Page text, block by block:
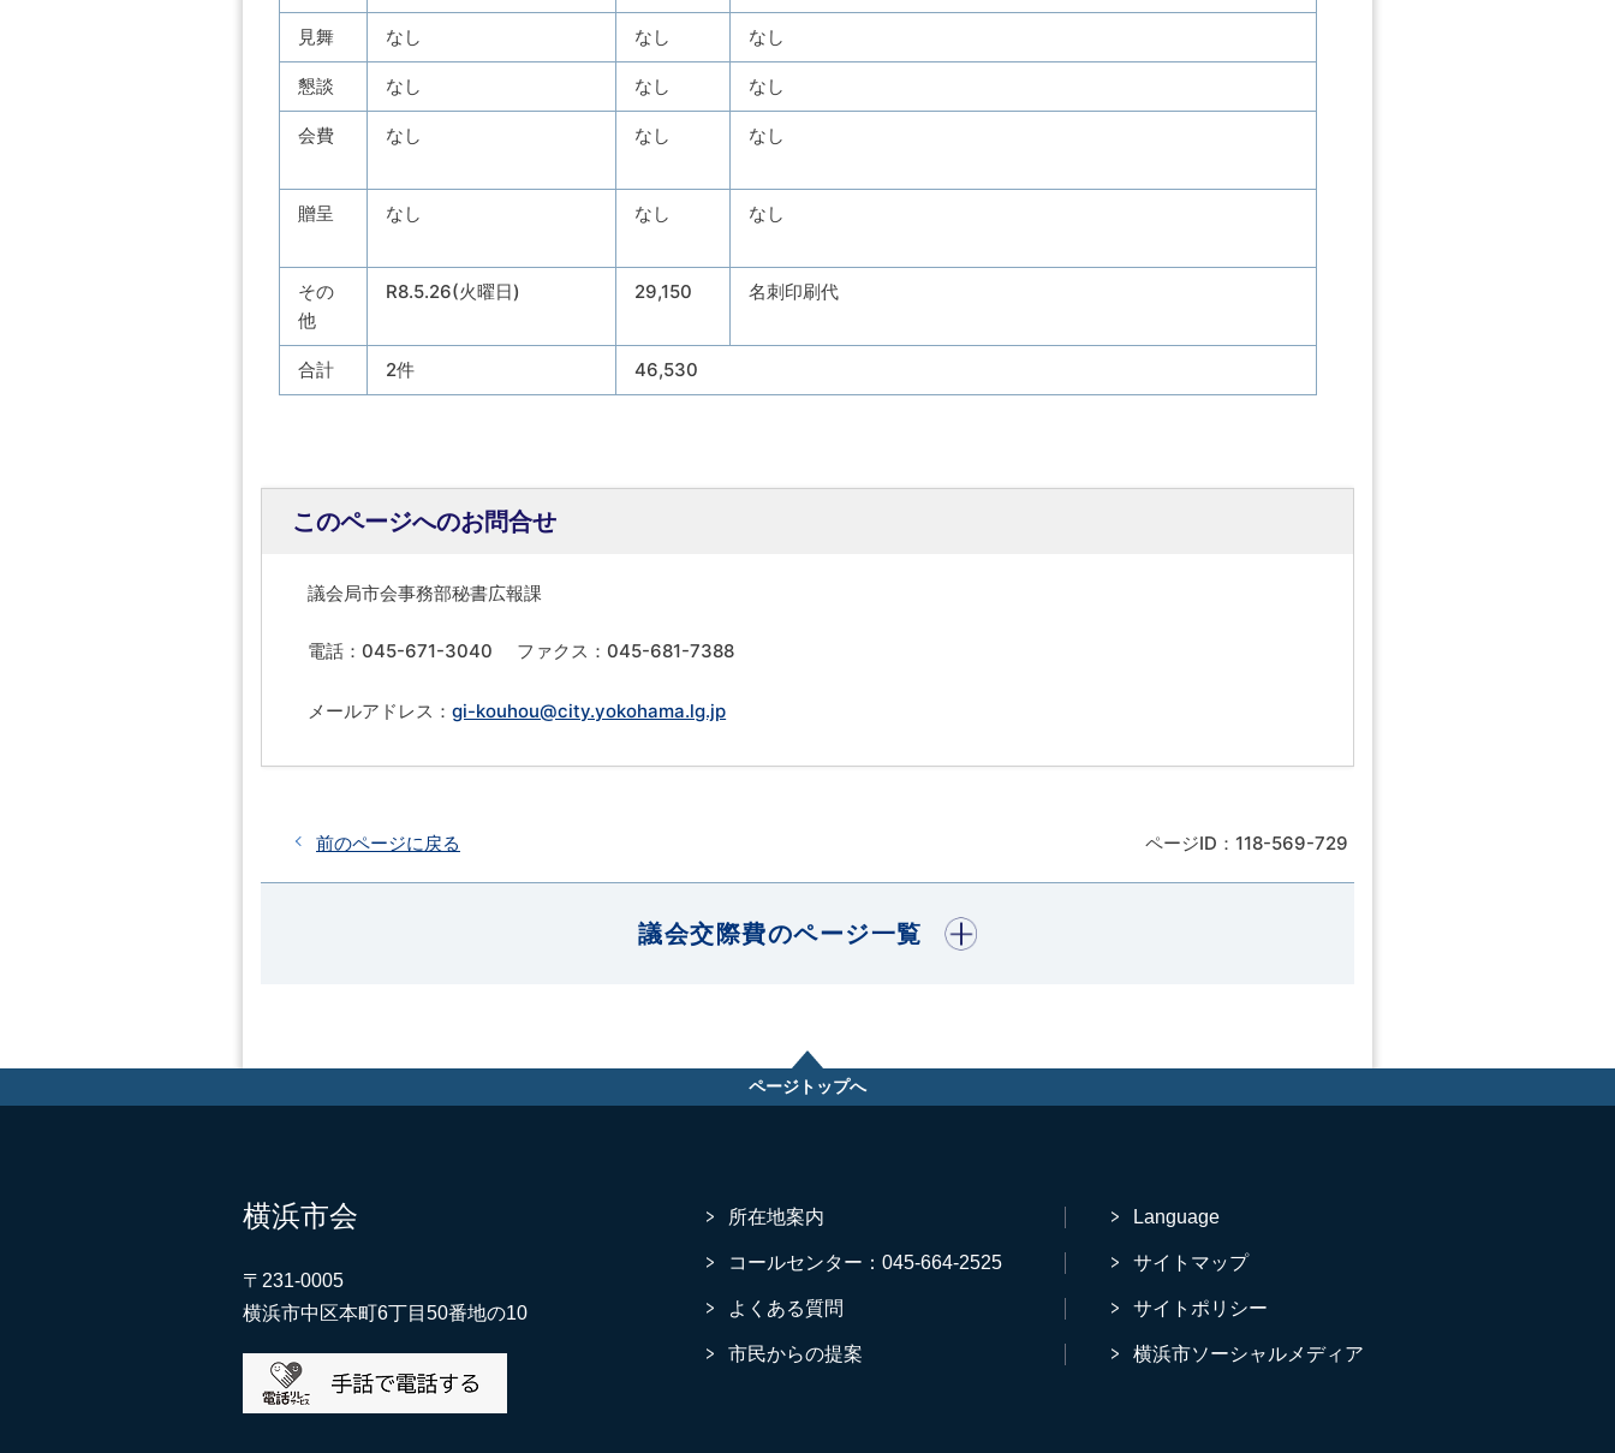
見舞 なし なし なし
懇談 なし なし なし
会費 なし なし なし
贈呈 なし なし なし
その
他
R8.5.26(火曜日) 29,150 名刺印刷代
合計 2件 46,530
このページへのお問合せ
議会局市会事務部秘書広報課
電話：045-671-3040 ファクス：045-681-7388
メールアドレス：gi-kouhou@city.yokohama.lg.jp
前のページに戻る ページID：118-569-729
議会交際費のページ一覧
開く
ページトップへ
横浜市会
〒231-0005
横浜市中区本町6丁目50番地の10
所在地案内
コールセンター：045-664-2525
よくある質問
市民からの提案
Language
サイトマップ
サイトポリシー
横浜市ソーシャルメディア